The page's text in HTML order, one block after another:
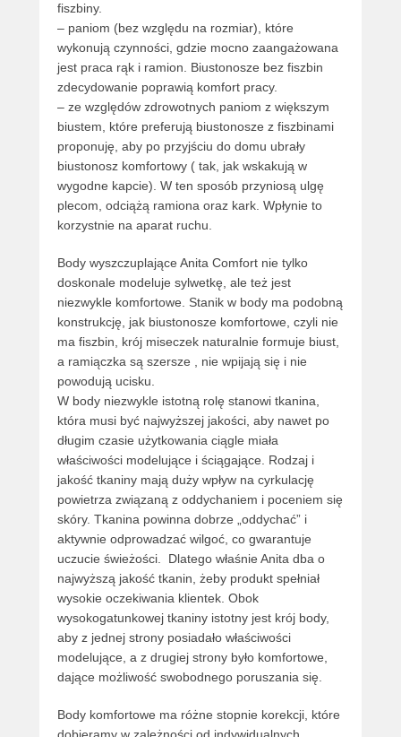
fiszbiny.
– paniom (bez względu na rozmiar), które
wykonują czynności, gdzie mocno zaangażowana
jest praca rąk i ramion. Biustonosze bez fiszbin
zdecydowanie poprawią komfort pracy.
– ze względów zdrowotnych paniom z większym
biustem, które preferują biustonosze z fiszbinami
proponuję, aby po przyjściu do domu ubrały
biustonosz komfortowy ( tak, jak wskakują w
wygodne kapcie). W ten sposób przyniosą ulgę
plecom, odciążą ramiona oraz kark. Wpłynie to
korzystnie na aparat ruchu.
Body wyszczuplające Anita Comfort nie tylko
doskonale modeluje sylwetkę, ale też jest
niezwykle komfortowe. Stanik w body ma podobną
konstrukcję, jak biustonosze komfortowe, czyli nie
ma fiszbin, krój miseczek naturalnie formuje biust,
a ramiączka są szersze , nie wpijają się i nie
powodują ucisku.
W body niezwykle istotną rolę stanowi tkanina,
która musi być najwyższej jakości, aby nawet po
długim czasie użytkowania ciągle miała
właściwości modelujące i ściągające. Rodzaj i
jakość tkaniny mają duży wpływ na cyrkulację
powietrza związaną z oddychaniem i poceniem się
skóry. Tkanina powinna dobrze „oddychać” i
aktywnie odprowadzać wilgoć, co gwarantuje
uczucie świeżości. Dlatego właśnie Anita dba o
najwyższą jakość tkanin, żeby produkt spełniał
wysokie oczekiwania klientek. Obok
wysokogatunkowej tkaniny istotny jest krój body,
aby z jednej strony posiadało właściwości
modelujące, a z drugiej strony było komfortowe,
dające możliwość swobodnego poruszania się.
Body komfortowe ma różne stopnie korekcji, które